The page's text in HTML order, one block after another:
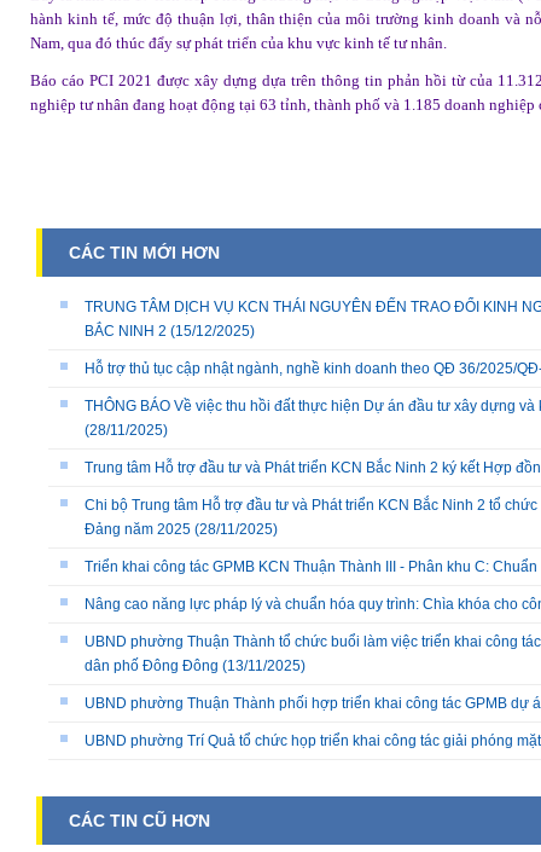
hành kinh tế, mức độ thuận lợi, thân thiện của môi trường kinh doanh và
Nam, qua đó thúc đẩy sự phát triển của khu vực kinh tế tư nhân.
Báo cáo PCI 2021 được xây dựng dựa trên thông tin phản hồi từ của
nghiệp tư nhân đang hoạt động tại 63 tỉnh, thành phố và 1.185 doanh
CÁC TIN MỚI HƠN
TRUNG TÂM DỊCH VỤ KCN THÁI NGUYÊN ĐẾN TRAO ĐỔI KINH
BẮC NINH 2 (15/12/2025)
Hỗ trợ thủ tục cập nhật ngành, nghề kinh doanh theo QĐ 36/2025/
THÔNG BÁO Về việc thu hồi đất thực hiện Dự án đầu tư xây dựng
(28/11/2025)
Trung tâm Hỗ trợ đầu tư và Phát triển KCN Bắc Ninh 2 ký kết Hợp
Chi bộ Trung tâm Hỗ trợ đầu tư và Phát triển KCN Bắc Ninh 2 tổ
Đảng năm 2025 (28/11/2025)
Triển khai công tác GPMB KCN Thuận Thành III - Phân khu C:
Nâng cao năng lực pháp lý và chuẩn hóa quy trình: Chìa khóa cho
UBND phường Thuận Thành tổ chức buổi làm việc triển khai công
dân phố Đông Đông (13/11/2025)
UBND phường Thuận Thành phối hợp triển khai công tác GPMB dự
UBND phường Trí Quả tổ chức họp triển khai công tác giải phóng
CÁC TIN CŨ HƠN